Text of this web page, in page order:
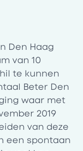
Den Haag
van 10
te kunnen
Beter Den
waar met
2019
van deze
een spontaan